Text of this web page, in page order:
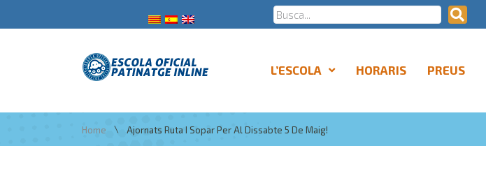
L’ESCOLA HORARIS PREUS
Home \ Ajornats Ruta I Sopar Per Al Dissabte 5 De Maig!